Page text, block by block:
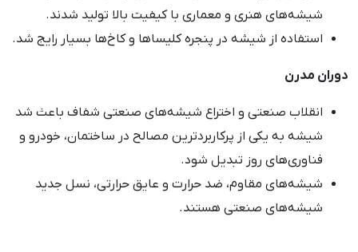
شیشه‌های هنری و معماری با کیفیت بالا تولید شدند.
استفاده از شیشه در پنجره کلیساها و کاخ‌ها بسیار رایج شد.
دوران مدرن
انقلاب صنعتی و اختراع شیشه‌های صنعتی شفاف باعث شد
شیشه به یکی از پرکاربردترین مصالح در ساختمان، خودرو و
فناوری‌های روز تبدیل شود.
شیشه‌های مقاوم، ضد حرارت و عایق حرارتی، نسل جدید
شیشه‌های صنعتی هستند.